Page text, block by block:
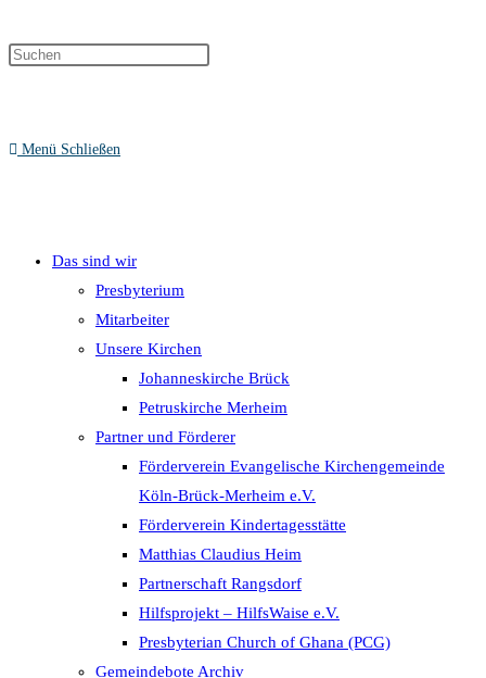
umschalten
Menü Schließen
Das sind wir
Presbyterium
Mitarbeiter
Unsere Kirchen
Johanneskirche Brück
Petruskirche Merheim
Partner und Förderer
Förderverein Evangelische Kirchengemeinde
Köln-Brück-Merheim e.V.
Förderverein Kindertagesstätte
Matthias Claudius Heim
Partnerschaft Rangsdorf
Hilfsprojekt – HilfsWaise e.V.
Presbyterian Church of Ghana (PCG)
Gemeindebote Archiv